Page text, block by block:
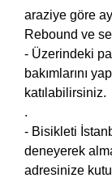
araziye göre
Rebound ve
- Üzerindeki
bakımlarını
katılabilirsiniz.
.
- Bisikleti
deneyerek
adresinize